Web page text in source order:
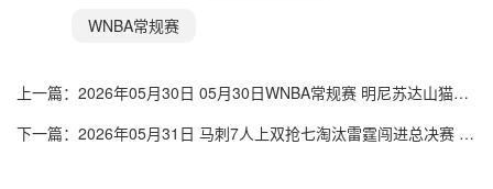
WNBA常规赛
上一篇： 2026年05月30日 05月30日WNBA常规赛 明尼苏达山猫79-
下一篇： 2026年05月31日 马刺7人上双抢七淘汰雷霆闯进总决赛 文